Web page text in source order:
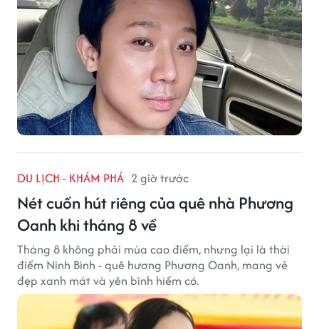
DU LỊCH - KHÁM PHÁ 2 giờ trước
Nét cuốn hút riêng của quê nhà Phương
Oanh khi tháng 8 về
Tháng 8 không phải mùa cao điểm, nhưng lại là thời
điểm Ninh Bình - quê hương Phương Oanh, mang vẻ
đẹp xanh mát và yên bình hiếm có.